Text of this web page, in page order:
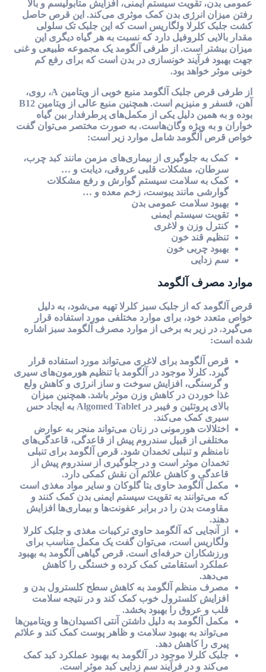
عمومی بدن، تقویت سیستم ایمنی، افزایش متابولیسم و بالا
رفتن میزان انرژی بدن کمک موثری می‌کند. این قرص حاصل
کشت جلبک کلرلا ولگاریس است که این جلبک تک سلولی
مقدار بالایی کلروفیل دارد که نسبت به هر گیاه دیگری این
میزان بیشتر است. از طرفی آلگومد یک مجموعه طبیعی و غنی
جهت بهبود فرآیند خونسازی در بدن است که برای رفع کم
خونی موثر خواهد بود.
از طرفی قرص جلبک آلگومد منبع خوبی از ویتامین A، روی،
آهن، فسفر و منیزیم است. همچنین منبع عالی از ویتامین B12
بوده و به همین دلیل یکی از مکمل‌های پرطرفدار بین گیاه
خواران و به ویژه وگان‌هاست. به صورت مختصر می‌توان گفت
خواص قرص آلگومد شامل موارد زیر است:
کمک به جلوگیری از بیماری‌های مزمن مانند کبد چرب،
سرطان، مشکلات قلبی عروقی، دیابت و …
کمک به سلامت سیستم گوارش و رفع مشکلات
گوارشی مانند یبوست، زخم معده و …
بهبود سلامت عمومی بدن
تقویت سیستم ایمنی
کنترل وزن و لاغری
تنظیم قند خون
بهبود چربی خون
سم زدایی
موارد مصرف آلگومد
قرص آلگومد که از جلبک سبز کلرلا تهیه می‌شود، به دلیل
خواص متعدد خود، برای موارد مختلفی مورد استفاده قرار
می‌گیرد. در زیر به برخی از موارد مصرف آلگومد سبز اشاره
شده است:
قرص آلگومد برای لاغری می‌تواند مورد استفاده قرار
گیرد. کلرلا موجود در آلگومد با تنظیم هورمون‌های سیری
و گرسنگی، افزایش سوخت و ساز انرژی و کاهش ولع
غذا خوردن در کاهش وزن موثر باشد. همچنین میزان
بالای پروتئین و فیبر در Algomed Tablet به ایجاد حس
سیری کمک می‌کند.
اختلالات هورمونی در زنان می‌تواند منجر به عوارض
مختلفی از قبیل سندروم پیش از قاعدگی، قاعدگی‌های
نامنظم و تنبلی تخمدان شود. قرص آلگومد برای تنبلی
تخمدان موثر است و در جلوگیری از سندروم پیش از
قاعدگی و کاهش علائم آن نقش کمکی دارد.
مکمل آلگومد حاوی بتا گلوکان و سایر مواد مغذی است
که می‌توانند به تقویت سیستم ایمنی بدن کمک کنند و
مقاومت بدن را در برابر عفونت‌ها و بیماری‌ها افزایش
دهند.
از آنجایی که آلگومد حاوی ترکیبات مغذی و جلبک کلرلا
ولگاریس است، می‌توان گفت یک مکمل مناسب برای
ورزشکاران حرفه‌ای است. قرص گیاهی آلگومد به بهبود
عملکرد استقامتی کمک کرده و خستگی را کاهش
می‌دهد.
مصرف منظم آلگومد به کاهش سطح کلسترول بدن و
افزایش کلسترول خوب کمک کند و در نتیجه سلامت
قلب و عروق را بهبود بخشد.
مکمل آلگومد به دلیل داشتن آنتی اکسیدان‌ها و ویتامین‌ها
می‌تواند به بهبود سلامت و ظاهر پوست کمک کند و علائم
پیری را کاهش دهد.
جلبک کلرلا موجود در آلگومد به بهبود عملکرد کبد کمک
می‌کند و در فرآیند سم زدایی کبد موثر است.